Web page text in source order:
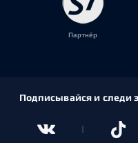
Партнёр
Подписывайся и следи